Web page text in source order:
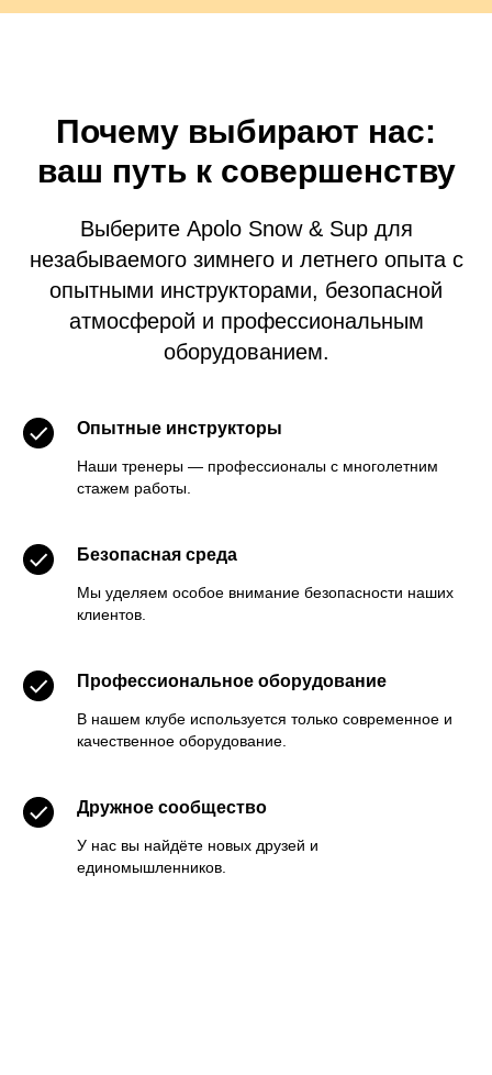
Почему выбирают нас:
ваш путь к совершенству
Выберите Apolo Snow & Sup для
незабываемого зимнего и летнего опыта с
опытными инструкторами, безопасной
атмосферой и профессиональным
оборудованием.
Опытные инструкторы
Наши тренеры — профессионалы с многолетним
стажем работы.
Безопасная среда
Мы уделяем особое внимание безопасности наших
клиентов.
Профессиональное оборудование
В нашем клубе используется только современное и
качественное оборудование.
Дружное сообщество
У нас вы найдёте новых друзей и
единомышленников.